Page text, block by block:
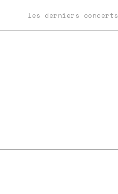
les derniers concerts